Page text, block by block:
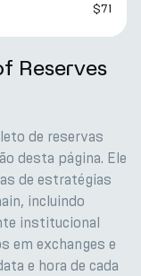
$71
Reserves
de reservas
desta página. Ele
de estratégias
incluindo
institucional
em exchanges e
e hora de cada